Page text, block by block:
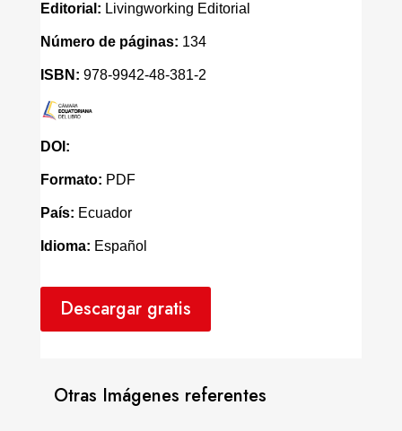
Editorial: Livingworking Editorial
Número de páginas: 134
ISBN: 978-9942-48-381-2
DOI:
Formato: PDF
País: Ecuador
Idioma: Español
Descargar gratis
Otras Imágenes referentes